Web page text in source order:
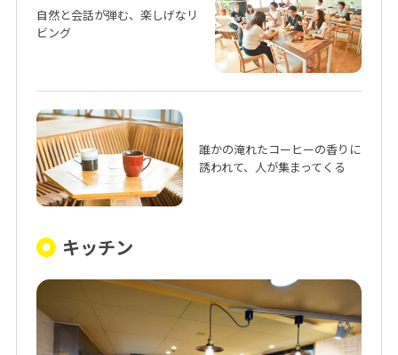
自然と会話が弾む、楽しげなリ
ビング
誰かの淹れたコーヒーの香りに
誘われて、人が集まってくる
キッチン